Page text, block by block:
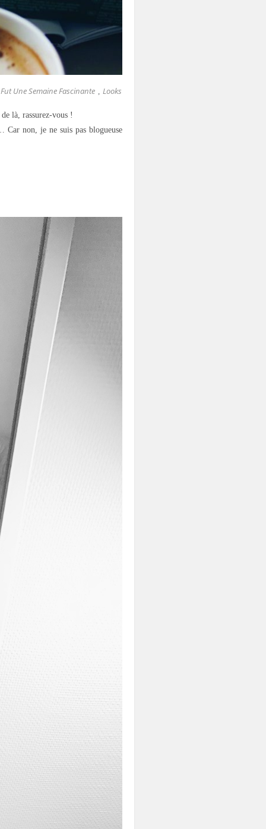
Une Semaine Fascinante Looks
là, rassurez-vous !
Car non, je ne suis pas blogueuse